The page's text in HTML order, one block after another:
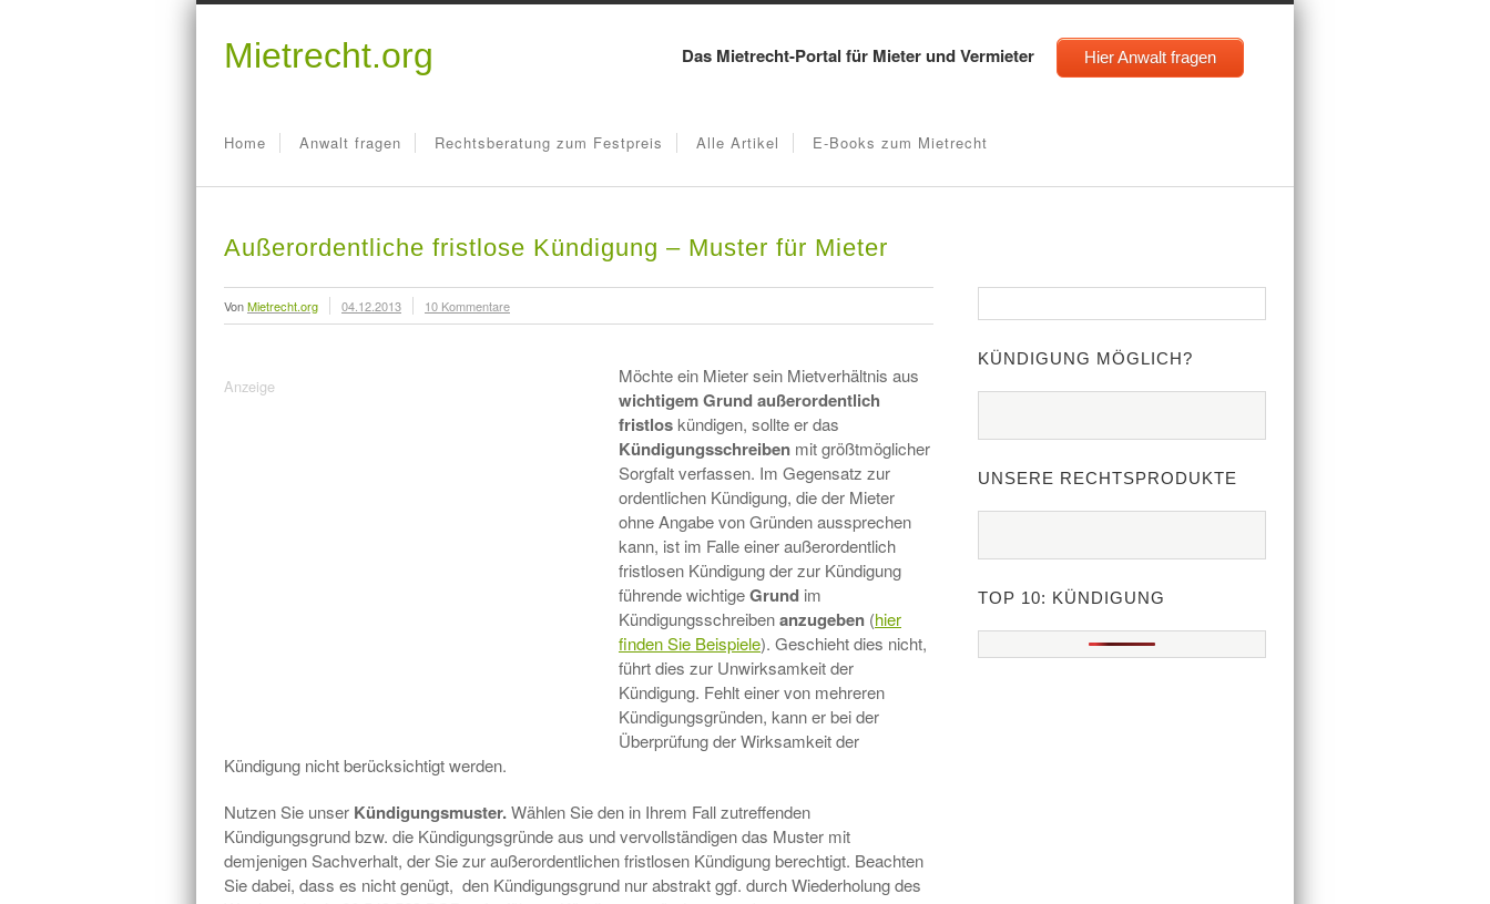
Mietrecht.org Das Mietrecht-Portal für Mieter und Vermieter Hier Anwalt fragen
Home Anwalt fragen Rechtsberatung zum Festpreis Alle Artikel E-Books zum Mietrecht
Außerordentliche fristlose Kündigung – Muster für Mieter
VonMietrecht.org 04.12.2013 10 Kommentare
Möchte ein Mieter sein Mietverhältnis aus
wichtigemGrund außerordentlich
fristlos kündigen, sollte er das
Kündigungsschreiben mit größtmöglicher
Sorgfalt verfassen. Im Gegensatz zur
ordentlichen Kündigung, die der Mieter
ohne Angabe von Gründen aussprechen
kann, ist im Falle einer außerordentlich
fristlosen Kündigung der zur Kündigung
führende wichtigeGrund im
Kündigungsschreibenanzugeben (hier
finden Sie Beispiele). Geschieht dies nicht,
führt dies zur Unwirksamkeit der
Kündigung. Fehlt einer von mehreren
Kündigungsgründen, kann er bei der
Überprüfung der Wirksamkeit der
Kündigung nicht berücksichtigt werden.
Nutzen Sie unser Kündigungsmuster.Wählen Sie den in Ihrem Fall zutreffenden
Kündigungsgrund bzw. die Kündigungsgründe aus und vervollständigen das Muster mit
demjenigen Sachverhalt, der Sie zur außerordentlichen fristlosen Kündigung berechtigt. Beachten
Sie dabei, dass es nicht genügt, den Kündigungsgrund nur abstrakt ggf. durch Wiederholung des
KÜNDIGUNG MÖGLICH?
UNSERE RECHTSPRODUKTE
TOP 10: KÜNDIGUNG